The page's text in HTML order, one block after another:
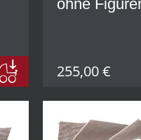
ohne
255,00 €